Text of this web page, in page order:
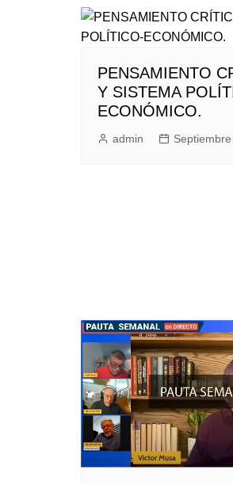
PENSAMIENTO
Y SISTEMA
ECONÓMICO.
admin